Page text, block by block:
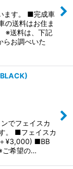
す。 ■完成車
送料はお住ま
※送料は、下記
らお調べいた
でフェイスカ
。 ■フェイスカ
＋¥3,000) ■BB
ご希望の…